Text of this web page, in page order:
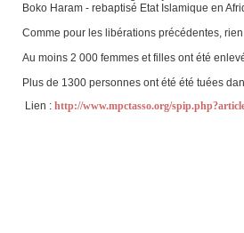
Boko Haram - rebaptisé Etat Islamique en
Comme pour les libérations précédentes,
Au moins 2 000 femmes et filles ont été
Plus de 1300 personnes ont été été tuées
Lien : http://www.mpctasso.org/